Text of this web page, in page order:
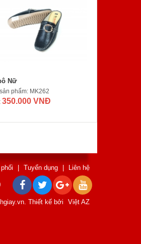
Nữ
phẩm: MK262
350.000 VNĐ
| Tuyển dụng | Liên hệ
Thiết kế bởi Việt AZ